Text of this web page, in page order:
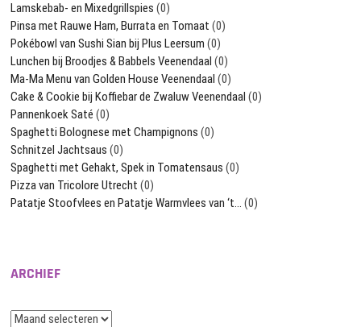
Lamskebab- en Mixedgrillspies (0)
Pinsa met Rauwe Ham, Burrata en Tomaat (0)
Pokébowl van Sushi Sian bij Plus Leersum (0)
Lunchen bij Broodjes & Babbels Veenendaal (0)
Ma-Ma Menu van Golden House Veenendaal (0)
Cake & Cookie bij Koffiebar de Zwaluw Veenendaal (0)
Pannenkoek Saté (0)
Spaghetti Bolognese met Champignons (0)
Schnitzel Jachtsaus (0)
Spaghetti met Gehakt, Spek in Tomatensaus (0)
Pizza van Tricolore Utrecht (0)
Patatje Stoofvlees en Patatje Warmvlees van ‘t… (0)
ARCHIEF
Archief